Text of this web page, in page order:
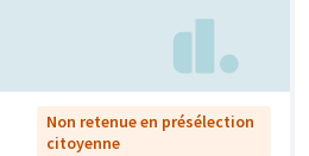
Non retenue en présélection
citoyenne